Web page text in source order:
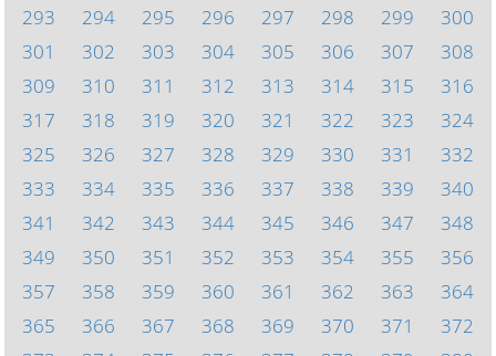
293
294 295 296 297 298 299
300
301
302 303 304 305 306 307
308
309
310 311 312 313 314 315
316
317
318 319 320 321 322 323
324
325
326 327 328 329 330 331
332
333
334 335 336 337 338 339
340
341
342 343 344 345 346 347
348
349
350 351 352 353 354 355
356
357
358 359 360 361 362 363
364
365
366 367 368 369 370 371
372